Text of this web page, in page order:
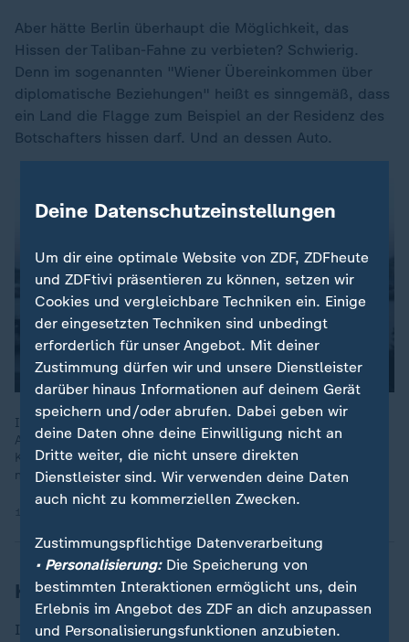
Aber hätte Berlin überhaupt die Möglichkeit, das
Hissen der Taliban-Fahne zu verbieten? Schwierig.
Denn im sogenannten "Wiener Übereinkommen über
diplomatische Beziehungen" heißt es sinngemäß, dass
ein Land die Flagge zum Beispiel an der Residenz des
Botschafters hissen darf. Und an dessen Auto.
In der Debatte um Abschiebungen nach Afghanistan sagt der
Außenminister im ZDF: "Wir führen Gespräche in Doha, also in
Katar", so Wadephul, "und anderswo zum jetzigen Zeitpunkt
nicht".
Kritik von AfD und Linkspartei
Inzwischen hat die Diskussion denBundestagerreicht.
Deine Datenschutzeinstellungen
Um dir eine optimale Website von ZDF, ZDFheute
und ZDFtivi präsentieren zu können, setzen wir
Cookies und vergleichbare Techniken ein. Einige
der eingesetzten Techniken sind unbedingt
erforderlich für unser Angebot. Mit deiner
Zustimmung dürfen wir und unsere Dienstleister
darüber hinaus Informationen auf deinem Gerät
speichern und/oder abrufen. Dabei geben wir
deine Daten ohne deine Einwilligung nicht an
Dritte weiter, die nicht unsere direkten
Dienstleister sind. Wir verwenden deine Daten
auch nicht zu kommerziellen Zwecken.
Zustimmungspflichtige Datenverarbeitung
• Personalisierung:Die Speicherung von
bestimmten Interaktionen ermöglicht uns, dein
Erlebnis im Angebot des ZDF an dich anzupassen
und Personalisierungsfunktionen anzubieten.